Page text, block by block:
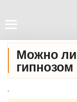
Можно ли
гипнозом
.